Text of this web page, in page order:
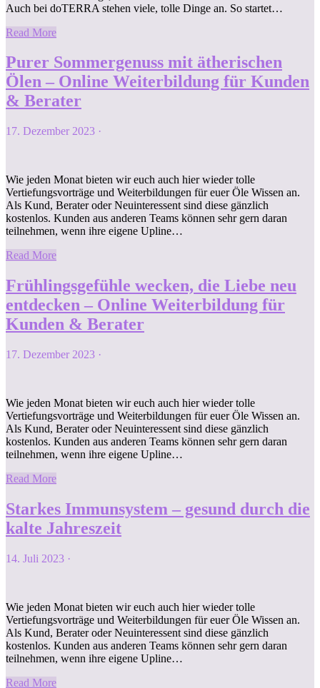
Auch bei doTERRA stehen viele, tolle Dinge an. So startet…
Read More
Purer Sommergenuss mit ätherischen
Ölen – Online Weiterbildung für Kunden
& Berater
17. Dezember 2023 ·
Wie jeden Monat bieten wir euch auch hier wieder tolle
Vertiefungsvorträge und Weiterbildungen für euer Öle Wissen an.
Als Kund, Berater oder Neuinteressent sind diese gänzlich
kostenlos. Kunden aus anderen Teams können sehr gern daran
teilnehmen, wenn ihre eigene Upline…
Read More
Frühlingsgefühle wecken, die Liebe neu
entdecken – Online Weiterbildung für
Kunden & Berater
17. Dezember 2023 ·
Wie jeden Monat bieten wir euch auch hier wieder tolle
Vertiefungsvorträge und Weiterbildungen für euer Öle Wissen an.
Als Kund, Berater oder Neuinteressent sind diese gänzlich
kostenlos. Kunden aus anderen Teams können sehr gern daran
teilnehmen, wenn ihre eigene Upline…
Read More
Starkes Immunsystem – gesund durch die
kalte Jahreszeit
14. Juli 2023 ·
Wie jeden Monat bieten wir euch auch hier wieder tolle
Vertiefungsvorträge und Weiterbildungen für euer Öle Wissen an.
Als Kund, Berater oder Neuinteressent sind diese gänzlich
kostenlos. Kunden aus anderen Teams können sehr gern daran
teilnehmen, wenn ihre eigene Upline…
Read More